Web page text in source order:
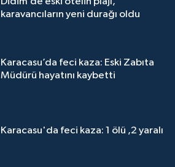
karavancıların yeni durağı oldu
Karacasu’da feci kaza: Eski Zabıta
Müdürü hayatını kaybetti
Karacasu'da feci kaza: 1 ölü ,2 yaralı